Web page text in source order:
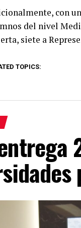
con
del nivel
siete a
TOPICS: